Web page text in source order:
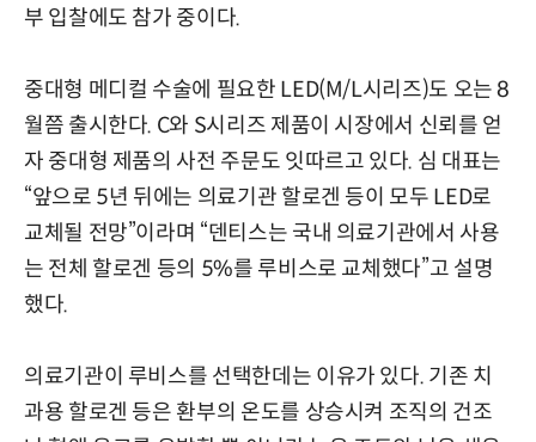
부 입찰에도 참가 중이다.
중대형 메디컬 수술에 필요한 LED(M/L시리즈)도 오는 8
월쯤 출시한다. C와 S시리즈 제품이 시장에서 신뢰를 얻
자 중대형 제품의 사전 주문도 잇따르고 있다. 심 대표는
“앞으로 5년 뒤에는 의료기관 할로겐 등이 모두 LED로
교체될 전망”이라며 “덴티스는 국내 의료기관에서 사용
는 전체 할로겐 등의 5%를 루비스로 교체했다”고 설명
했다.
의료기관이 루비스를 선택한데는 이유가 있다. 기존 치
과용 할로겐 등은 환부의 온도를 상승시켜 조직의 건조